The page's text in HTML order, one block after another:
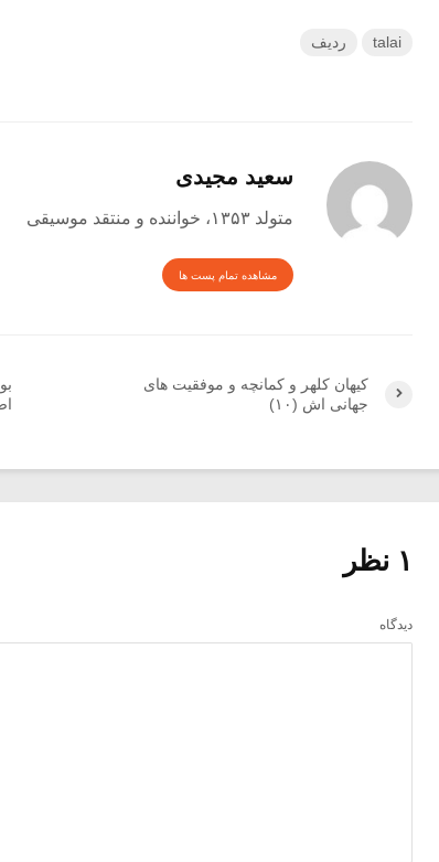
talai ردیف
سعید مجیدی
متولد ۱۳۵۳، خواننده و منتقد موسیقی
مشاهده تمام پست ها
کیهان کلهر و کمانچه و موفقیت های
جهانی اش (۱۰)
۱ نظر
دیدگاه